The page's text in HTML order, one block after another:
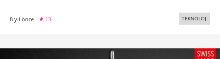
8 yıl önce · 13 TEKNOLOJİ